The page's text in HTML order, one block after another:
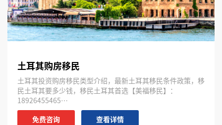
土耳其购房移民
土耳其投资购房移民类型介绍，最新土耳其移民条件政策，移
民土耳其要多少钱，移民土耳其首选【美福移民】：
18926455465…
免费咨询
查看详情